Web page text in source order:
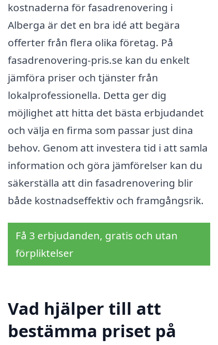
kostnaderna för fasadrenovering i
Alberga är det en bra idé att begära
offerter från flera olika företag. På
fasadrenovering-pris.se kan du enkelt
jämföra priser och tjänster från
lokalprofessionella. Detta ger dig
möjlighet att hitta det bästa erbjudandet
och välja en firma som passar just dina
behov. Genom att investera tid i att samla
information och göra jämförelser kan du
säkerställa att din fasadrenovering blir
både kostnadseffektiv och framgångsrik.
Få 3 erbjudanden, gratis och utan
förpliktelser
Vad hjälper till att
bestämma priset på